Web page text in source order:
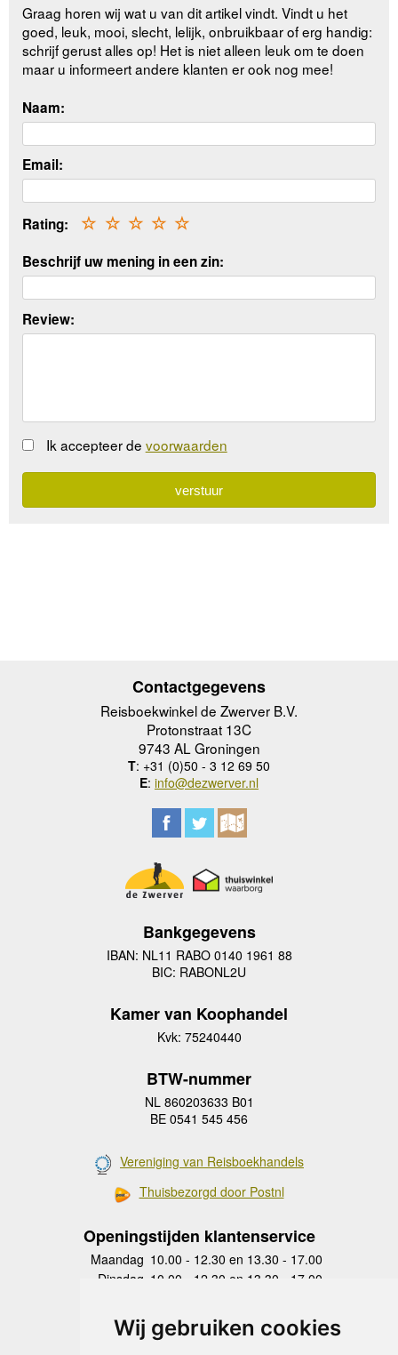
Wij gebruiken cookies
Graag horen wij wat u van dit artikel vindt. Vindt u het
goed, leuk, mooi, slecht, lelijk, onbruikbaar of erg handig:
schrijf gerust alles op! Het is niet alleen leuk om te doen
maar u informeert andere klanten er ook nog mee!
Naam:
Email:
Rating: ☆
☆
☆
☆
☆
Beschrijf uw mening in een zin:
Review:
Ik accepteer de voorwaarden
Contactgegevens
Reisboekwinkel de Zwerver B.V.
Protonstraat 13C
9743 AL Groningen
T: +31 (0)50 - 3 12 69 50
E: info@dezwerver.nl
Bankgegevens
IBAN: NL11 RABO 0140 1961 88
BIC: RABONL2U
Kamer van Koophandel
Kvk: 75240440
BTW-nummer
NL 860203633 B01
BE 0541 545 456
Vereniging van Reisboekhandels
Thuisbezorgd door Postnl
Openingstijden klantenservice
Maandag 10.00 - 12.30 en 13.30 - 17.00
Dinsdag 10.00 - 12.30 en 13.30 - 17.00
Donderdag
10.00 - 12.30 en 13.30 - 17.00
Vrijdag 10.00 - 12.30 en 13.30 - 17.00